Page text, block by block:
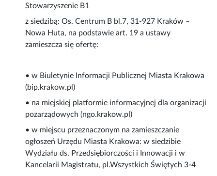
Stowarzyszenie B1
z siedzibą: Os. Centrum B bl.7, 31-927 Kraków –
Nowa Huta, na podstawie art. 19 a ustawy
zamieszcza się ofertę:
• w Biuletynie Informacji Publicznej Miasta Krakowa
(bip.krakow.pl)
• na miejskiej platformie informacyjnej dla organizacji
pozarządowych (ngo.krakow.pl)
• w miejscu przeznaczonym na zamieszczanie
ogłoszeń Urzędu Miasta Krakowa: w siedzibie
Wydziału ds. Przedsiębiorczości i Innowacji i w
Kancelarii Magistratu, pl.Wszystkich Świętych 3-4